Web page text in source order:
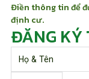
Điền thông tin để
định cư.
ĐĂNG